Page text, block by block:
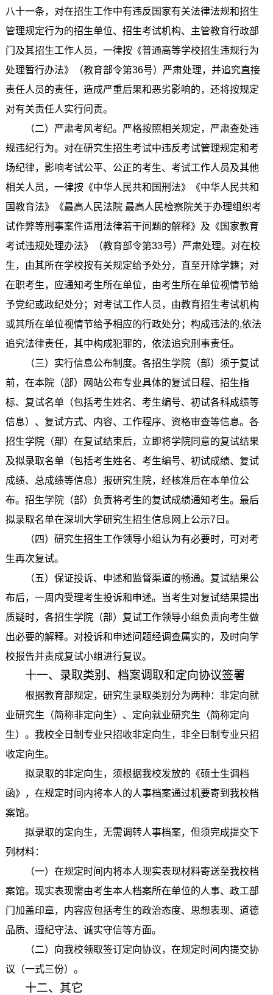
八十一条，对在招生工作中有违反国家有关法律法规和招生
管理规定行为的招生单位、招生考试机构、主管教育行政部
门及其招生工作人员，一律按《普通高等学校招生违规行为
处理暂行办法》（教育部令第36号）严肃处理，并追究直接
责任人员的责任，造成严重后果和恶劣影响的，还将按规定
对有关责任人实行问责。
（二）严肃考风考纪。严格按照相关规定，严肃查处违
规违纪行为。对在研究生招生考试中违反考试管理规定和考
场纪律，影响考试公平、公正的考生、考试工作人员及其他
相关人员，一律按《中华人民共和国刑法》《中华人民共和
国教育法》《最高人民法院 最高人民检察院关于办理组织考
试作弊等刑事案件适用法律若干问题的解释》及《国家教育
考试违规处理办法》（教育部令第33号）严肃处理。对在校
生，由其所在学校按有关规定给予处分，直至开除学籍；对
在职考生，应通知考生所在单位，由考生所在单位视情节给
予党纪或政纪处分；对考试工作人员，由教育招生考试机构
或其所在单位视情节给予相应的行政处分；构成违法的,依法
追究法律责任，其中构成犯罪的，依法追究刑事责任。
（三）实行信息公布制度。各招生学院（部）须于复试
前，在本院（部）网站公布专业具体的复试日程、招生指
标、复试名单（包括考生姓名、考生编号、初试各科成绩等
信息）、复试方式、内容、工作程序、资格审查等信息。各
招生学院（部）在复试结束后，立即将学院同意的复试结果
及拟录取名单（包括考生姓名、考生编号、初试成绩、复试
成绩、总成绩等信息）报研究生院，经核准后在本单位公
布。招生学院（部）负责将考生的复试成绩通知考生。最后
拟录取名单在深圳大学研究生招生信息网上公示7日。
（四）研究生招生工作领导小组认为有必要时，可对考
生再次复试。
（五）保证投诉、申述和监督渠道的畅通。复试结果公
布后，一周内受理考生投诉和申述。当考生对复试结果提出
质疑时，各招生学院（部）复试工作领导小组负责向考生做
出必要的解释。对投诉和申述问题经调查属实的，及时向学
校报告并责成复试小组进行复议。
十一、录取类别、档案调取和定向协议签署
根据教育部规定，研究生录取类别分为两种：非定向就
业研究生（简称非定向生）、定向就业研究生（简称定向
生）。我校全日制专业只招收非定向生，非全日制专业只招
收定向生。
拟录取的非定向生，须根据我校发放的《硕士生调档
函》，在规定时间内将本人的人事档案通过机要寄到我校档
案馆。
拟录取的定向生，无需调转人事档案，但须完成提交下
列材料：
（一）在规定时间内将本人现实表现材料寄送至我校档
案馆。现实表现需由考生本人档案所在单位的人事、政工部
门加盖印章，内容应包括考生的政治态度、思想表现、道德
品质、遵纪守法、诚实守信等方面。
（二）向我校领取签订定向协议，在规定时间内提交协
议（一式三份）。
十二、其它